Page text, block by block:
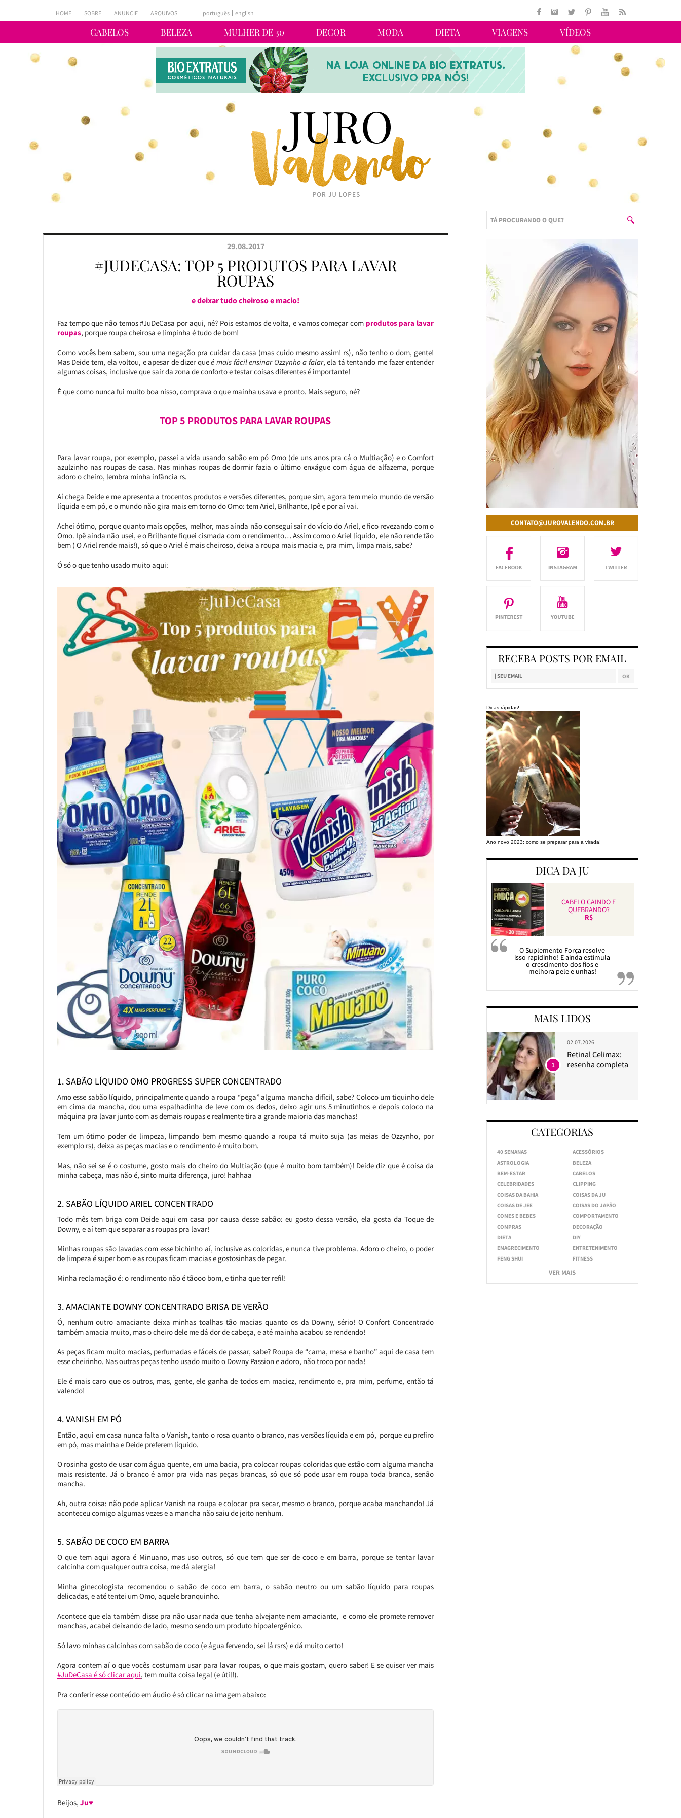
CABELOS BELEZA MULHER DE 30 DECOR MODA DIETA VIAGENS VÍDEOS
HOME SOBRE ANUNCIE ARQUIVOS português english
29.08.2017
#JUDECASA: TOP 5 PRODUTOS PARA LAVAR
ROUPAS
e deixar tudo cheiroso e macio!
Faz tempo que não temos #JuDeCasa por aqui, né? Pois estamos de volta, e vamos começar comprodutos para lavar
roupas, porque roupa cheirosa e limpinha é tudo de bom!
Como vocês bem sabem, sou uma negação pra cuidar da casa (mas cuido mesmo assim! rs), não tenho o dom, gente!
Mas Deide tem, ela voltou, e apesar de dizer queé mais fácil ensinar Ozzynho a falar, ela tá tentando me fazer entender
algumas coisas, inclusive que sair da zona de conforto e testar coisas diferentes é importante!
É que como nunca fui muito boa nisso, comprava o que mainha usava e pronto. Mais seguro, né?
TOP 5 PRODUTOS PARA LAVAR ROUPAS
Para lavar roupa, por exemplo, passei a vida usando sabão em pó Omo (de uns anos pra cá o Multiação) e o Comfort
azulzinho nas roupas de casa. Nas minhas roupas de dormir fazia o último enxágue com água de alfazema, porque
adoro o cheiro, lembra minha infância rs.
Aí chega Deide e me apresenta a trocentos produtos e versões diferentes, porque sim, agora tem meio mundo de versão
líquida e em pó, e o mundo não gira mais em torno do Omo: tem Ariel, Brilhante, Ipê e por aí vai.
Achei ótimo, porque quanto mais opções, melhor, mas ainda não consegui sair do vício do Ariel, e fico revezando com o
Omo. Ipê ainda não usei, e o Brilhante fiquei cismada com o rendimento… Assim como o Ariel líquido, ele não rende tão
bem ( O Ariel rende mais!), só que o Ariel é mais cheiroso, deixa a roupa mais macia e, pra mim, limpa mais, sabe?
Ó só o que tenho usado muito aqui:
1. SABÃO LÍQUIDO OMO PROGRESS SUPER CONCENTRADO
Amo esse sabão líquido, principalmente quando a roupa “pega” alguma mancha difícil, sabe? Coloco um tiquinho dele
em cima da mancha, dou uma espalhadinha de leve com os dedos, deixo agir uns 5 minutinhos e depois coloco na
máquina pra lavar junto com as demais roupas e realmente tira a grande maioria das manchas!
Tem um ótimo poder de limpeza, limpando bem mesmo quando a roupa tá muito suja (as meias de Ozzynho, por
exemplo rs), deixa as peças macias e o rendimento é muito bom.
Mas, não sei se é o costume, gosto mais do cheiro do Multiação (que é muito bom também)! Deide diz que é coisa da
minha cabeça, mas não é, sinto muita diferença, juro! hahhaa
2. SABÃO LÍQUIDO ARIEL CONCENTRADO
Todo mês tem briga com Deide aqui em casa por causa desse sabão: eu gosto dessa versão, ela gosta da Toque de
Downy, e aí tem que separar as roupas pra lavar!
Minhas roupas são lavadas com esse bichinho aí, inclusive as coloridas, e nunca tive problema. Adoro o cheiro, o poder
de limpeza é super bom e as roupas ficam macias e gostosinhas de pegar.
Minha reclamação é: o rendimento não é tãooo bom, e tinha que ter refil!
3. AMACIANTE DOWNY CONCENTRADO BRISA DE VERÃO
Ó, nenhum outro amaciante deixa minhas toalhas tão macias quanto os da Downy, sério! O Confort Concentrado
também amacia muito, mas o cheiro dele me dá dor de cabeça, e até mainha acabou se rendendo!
As peças ficam muito macias, perfumadas e fáceis de passar, sabe? Roupa de “cama, mesa e banho” aqui de casa tem
esse cheirinho. Nas outras peças tenho usado muito o Downy Passion e adoro, não troco por nada!
Ele é mais caro que os outros, mas, gente, ele ganha de todos em maciez, rendimento e, pra mim, perfume, então tá
valendo!
4. VANISH EM PÓ
Então, aqui em casa nunca falta o Vanish, tanto o rosa quanto o branco, nas versões líquida e em pó, porque eu prefiro
em pó, mas mainha e Deide preferem líquido.
O rosinha gosto de usar com água quente, em uma bacia, pra colocar roupas coloridas que estão com alguma mancha
mais resistente. Já o branco é amor pra vida nas peças brancas, só que só pode usar em roupa toda branca, senão
mancha.
Ah, outra coisa: não pode aplicar Vanish na roupa e colocar pra secar, mesmo o branco, porque acaba manchando! Já
aconteceu comigo algumas vezes e a mancha não saiu de jeito nenhum.
5. SABÃO DE COCO EM BARRA
O que tem aqui agora é Minuano, mas uso outros, só que tem que ser de coco e em barra, porque se tentar lavar
calcinha com qualquer outra coisa, me dá alergia!
Minha ginecologista recomendou o sabão de coco em barra, o sabão neutro ou um sabão líquido para roupas
delicadas, e até tentei um Omo, aquele branquinho.
Acontece que ela também disse pra não usar nada que tenha alvejante nem amaciante, e como ele promete remover
manchas, acabei deixando de lado, mesmo sendo um produto hipoalergênico.
Só lavo minhas calcinhas com sabão de coco (e água fervendo, sei lá rsrs) e dá muito certo!
Agora contem aí o que vocês costumam usar para lavar roupas, o que mais gostam, quero saber! E se quiser ver mais
#JuDeCasa é só clicar aqui, tem muita coisa legal (e útil!).
Pra conferir esse conteúdo em áudio é só clicar na imagem abaixo:
Beijos, Ju♥
CONTATO@JUROVALENDO.COM.BR
RECEBA POSTS POR EMAIL
Dicas rápidas!
Ano novo 2023: como se preparar para a virada!
DICA DA JU
CABELO CAINDO E
QUEBRANDO?
R$
O Suplemento Força resolve
isso rapidinho! E ainda estimula
o crescimento dos fios e
melhora pele e unhas!
MAIS LIDOS
02.07.2026
Retinal Celimax:
resenha completa
1
CATEGORIAS
40 SEMANAS
ACESSÓRIOS
ASTROLOGIA
BELEZA
BEM-ESTAR
CABELOS
CELEBRIDADES
CLIPPING
COISAS DA BAHIA
COISAS DA JU
COISAS DE JEE
COISAS DO JAPÃO
COMES E BEBES
COMPORTAMENTO
COMPRAS
DECORAÇÃO
DIETA
DIY
EMAGRECIMENTO
ENTRETENIMENTO
FENG SHUI
FITNESS
VER MAIS